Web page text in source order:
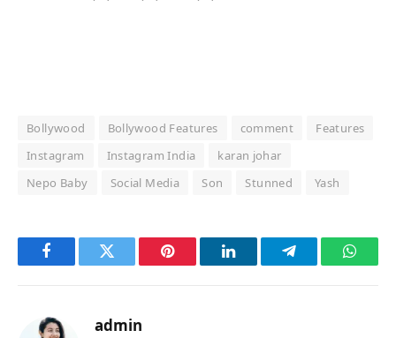
Bollywood Bollywood Features comment
Features
Instagram
Instagram India
karan johar
Nepo Baby
Social Media Son Stunned Yash
FacebookTwitter Pinterest LinkedInTelegram
admin